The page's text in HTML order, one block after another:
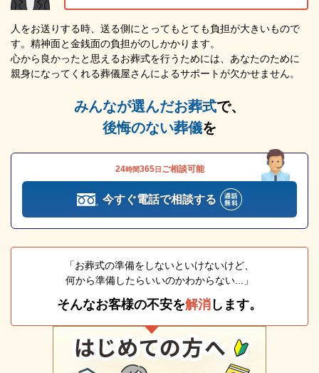
人をお送りする時、送る側にとってもとても負担が大きいもので
す。精神面と金銭面の負担がのしかかります。
心から良かったと思えるお葬式を行うためには、あなたのために
親身になってくれる葬儀屋さんによるサポートが欠かせません。
みんなが選んだお葬式で、
後悔のない葬儀を
24時間365日 ご相談可能
今すぐ電話で相談する
「お葬式の準備をしないといけないけど、
何から準備したらいいのかわからない...」
そんなお客様の不安を解消 します。